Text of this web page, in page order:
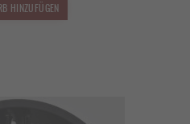
1.399,00 €
HINZUFÜGEN